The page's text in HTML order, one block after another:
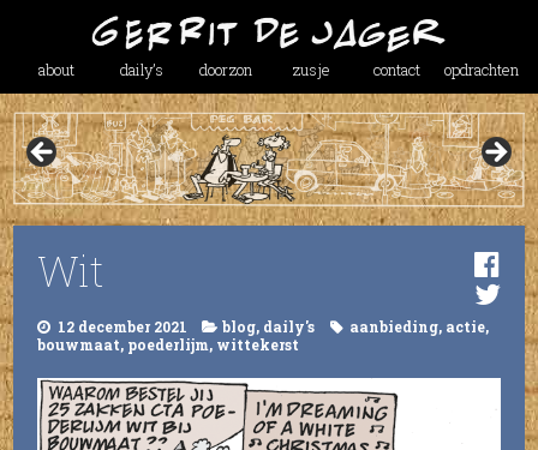
about daily’s doorzon zusje contact opdrachten
Wit
12 december 2021 blog, daily's aanbieding, actie,
bouwmaat, poederlijm, wittekerst